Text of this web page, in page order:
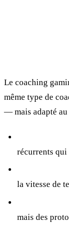
Le coaching
même type de
— mais adapté au
récurrents
la vitesse de
mais des